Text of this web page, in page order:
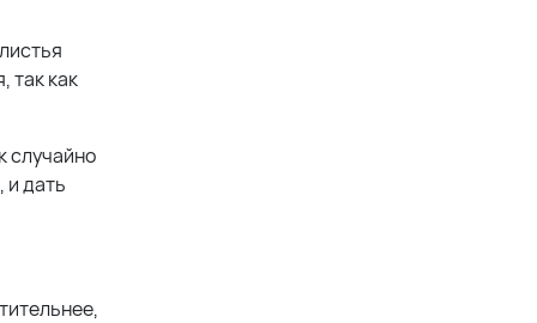
так как
случайно
и дать